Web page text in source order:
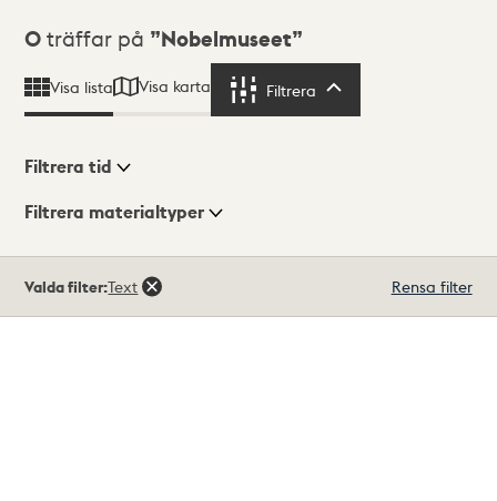
Sökresultat
0 träffar på Nobelmuseet
Visa lista Visa karta Filtrera
Visningsläge
Filtrera tid
Filtrera materialtyper
träffar
Valda filter:Text Rensa filter